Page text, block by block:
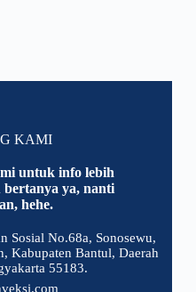
KAMI
untuk info lebih
ya, nanti
hehe.
Sosial No.68a, Sonosewu,
Kabupaten Bantul, Daerah
55183.